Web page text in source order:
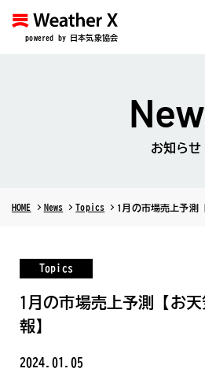
powered by 日本気象協会
お知らせ
HOME News Topics 1月の市場売上予測
Topics
1月の市場売上予測【お
報】
2024.01.05